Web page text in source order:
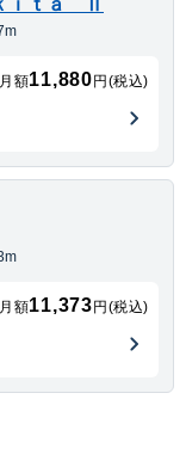
月額11,880円(税込)
月額11,373円(税込)